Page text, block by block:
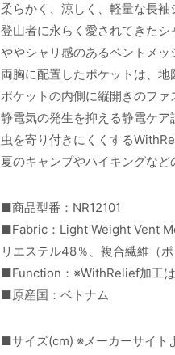
柔らかく、涼しく、軽量な長袖
登山者に永らく愛されてきたシ
ややシャリ感のあるベントメッ
両胸に配置したポケットは、地
ポケットの内側に縦開きのファ
静電気の発生を抑える静電ケア
虫を寄り付きにくくする
夏のキャンプやハイキングなど
■商品型番：NR12101
■Fabric：Light Weight Vent
リエステル48％、複合繊維（ポ
■Function：※WithRelief加工
■原産国：ベトナム
■サイズ(cm) ※メーカーサイト